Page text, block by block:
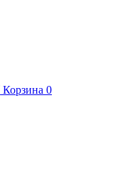
Корзина 0